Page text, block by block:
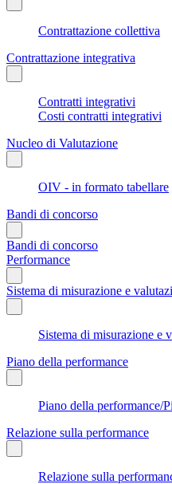
Contrattazione collettiva
Contrattazione integrativa
Contratti integrativi
Costi contratti integrativi
Nucleo di Valutazione
OIV - in formato tabellare
Bandi di concorso
Bandi di concorso
Performance
Sistema di misurazione e
Sistema di misurazione e
Piano della performance
Piano della performance/
Relazione sulla performance
Relazione sulla